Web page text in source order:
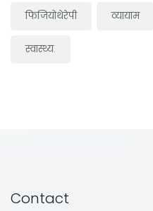
फिजियोथेरेपी व्यायाम
स्वास्थ्य.
Contact